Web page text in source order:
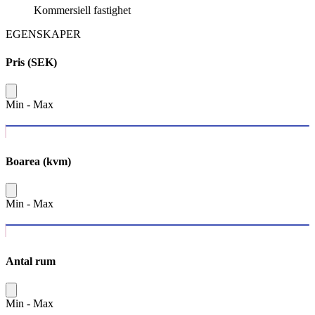
Kommersiell fastighet
EGENSKAPER
Pris (SEK)
Min - Max
Boarea (kvm)
Min - Max
Antal rum
Min - Max